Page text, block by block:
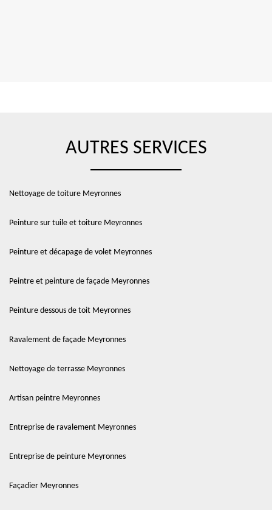
AUTRES SERVICES
Nettoyage de toiture Meyronnes
Peinture sur tuile et toiture Meyronnes
Peinture et décapage de volet Meyronnes
Peintre et peinture de façade Meyronnes
Peinture dessous de toit Meyronnes
Ravalement de façade Meyronnes
Nettoyage de terrasse Meyronnes
Artisan peintre Meyronnes
Entreprise de ravalement Meyronnes
Entreprise de peinture Meyronnes
Façadier Meyronnes